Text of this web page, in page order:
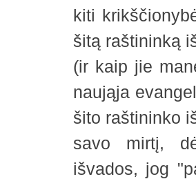
kiti
šitą raštininką
(ir kaip jie
naująja
šito raštininko
savo mirtį,
išvados, jog